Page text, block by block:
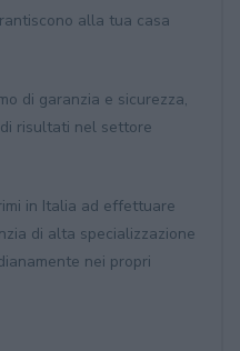
alla tua casa
di garanzia e sicurezza,
risultati nel settore
in Italia ad effettuare
di alta specializzazione
nei propri